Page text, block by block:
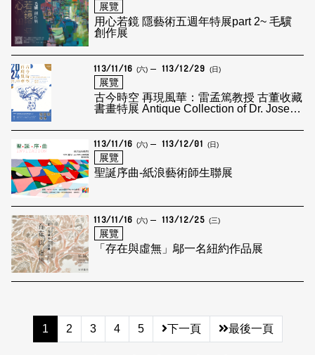
展覽
用心若鏡 隱藝術五週年特展part 2~ 毛驥
創作展
113/11/16 (六) 113/12/29 (日)
展覽
古今時空 再現風華：雷孟篤教授 古董收藏
書畫特展 Antique Collection of Dr. Jose
Painting & Calligraphy
113/11/16 (六) 113/12/01 (日)
展覽
聖誕序曲-紙浪藝術師生聯展
113/11/16 (六) 113/12/25 (三)
展覽
「存在與虛無」鄔一名紐約作品展
1 2 3 4 5 下一頁 最後一頁